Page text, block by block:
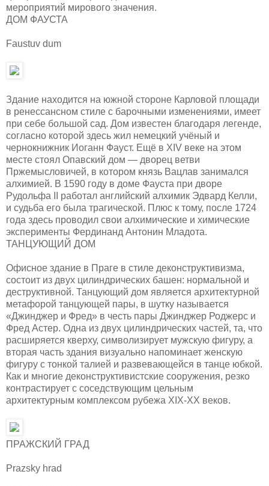
мероприятий мирового значения.
ДОМ ФАУСТА
Faustuv dum
Здание находится на южной стороне Карловой площади
в ренессансном стиле с барочными изменениями, имеет
при себе большой сад. Дом известен благодаря легенде,
согласно которой здесь жил немецкий учёный и
чернокнижник Иоганн Фауст. Ещё в XIV веке на этом
месте стоял Опавский дом — дворец ветви
Пржемысловичей, в котором князь Вацлав занимался
алхимией. В 1590 году в доме Фауста при дворе
Рудольфа II работал английский алхимик Эдвард Келли,
и судьба его была трагической. Плюс к тому, после 1724
года здесь проводил свои алхимические и химические
эксперименты Фердинанд Антонин Младота.
ТАНЦУЮЩИЙ ДОМ
Офисное здание в Праге в стиле деконструктивизма,
состоит из двух цилиндрических башен: нормальной и
деструктивной. Танцующий дом является архитектурной
метафорой танцующей пары, в шутку называется
«Джинджер и Фред» в честь пары Джинджер Роджерс и
Фред Астер. Одна из двух цилиндрических частей, та, что
расширяется кверху, символизирует мужскую фигуру, а
вторая часть здания визуально напоминает женскую
фигуру с тонкой талией и развевающейся в танце юбкой.
Как и многие деконструктивистские сооружения, резко
контрастирует с соседствующим цельным
архитектурным комплексом рубежа XIX-XX веков.
ПРАЖСКИЙ ГРАД
Prazsky hrad